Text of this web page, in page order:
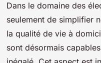
Dans le domaine des
seulement de simplifier
la qualité de vie à
sont désormais